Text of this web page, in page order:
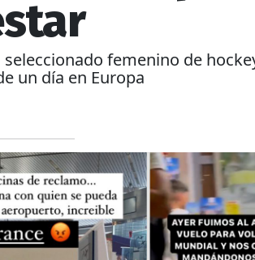
femenino de
un día en Europa